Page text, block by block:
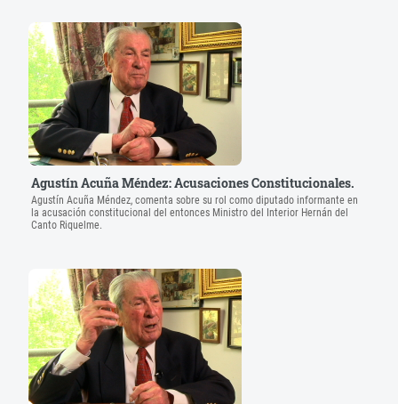
Agustín Acuña Méndez: Acusaciones Constitucionales.
Agustín Acuña Méndez, comenta sobre su rol como diputado informante en
la acusación constitucional del entonces Ministro del Interior Hernán del
Canto Riquelme.